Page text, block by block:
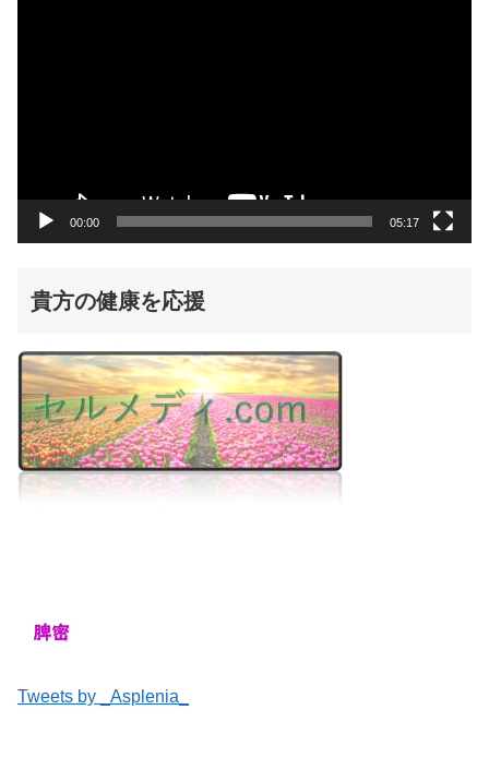
00:00 05:17
貴方の健康を応援
Tweets by _Asplenia_